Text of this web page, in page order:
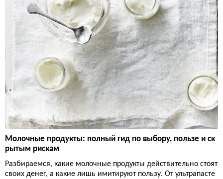
Молочные продукты: полный гид по выбору, пользе и ск
рытым рискам
Разбираемся, какие молочные продукты действительно стоят
своих денег, а какие лишь имитируют пользу. От ультрапасте